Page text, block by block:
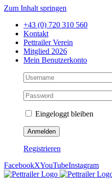
Zum Inhalt springen
+43 (0) 720 310 560
Kontakt
Pettrailer Verein
Mitglied 2026
Mein Benutzerkonto
Eingeloggt bleiben
Registrieren
FacebookXYouTubeInstagram